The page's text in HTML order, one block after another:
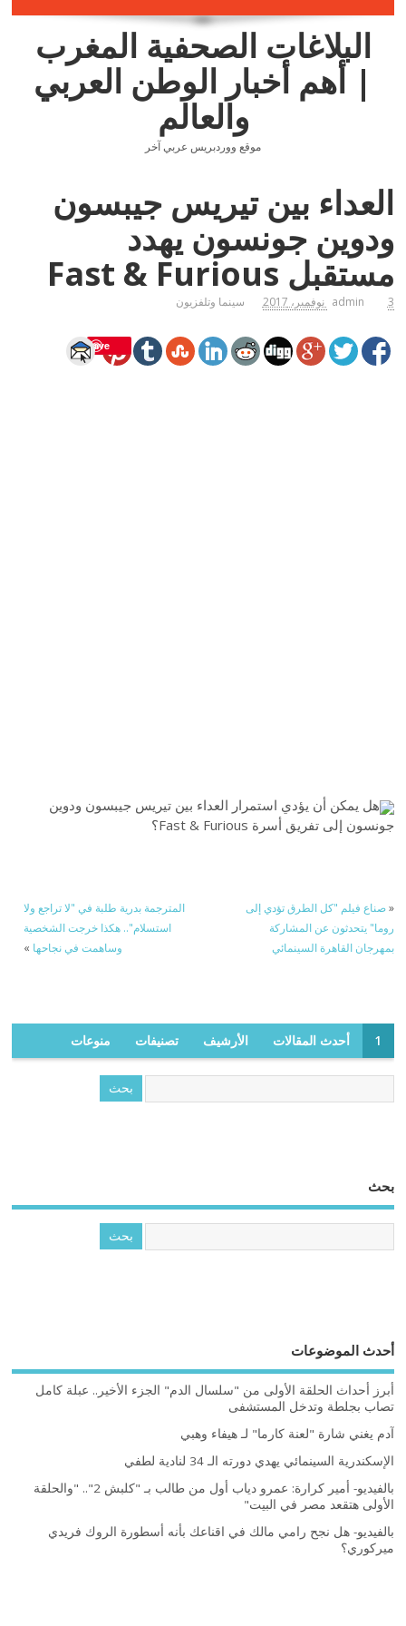
البلاغات الصحفية المغرب
| أهم أخبار الوطن العربي
والعالم
موقع ووردبريس عربي آخر
العداء بين تيريس جيبسون
ودوين جونسون يهدد
مستقبل Fast & Furious
admin 3 نوفمبر، 2017 سينما وتلفزيون
Save
هل يمكن أن يؤدي استمرار العداء بين تيريس جيبسون ودوين
جونسون إلى تفريق أسرة Fast & Furious؟
«صناع فيلم "كل الطرق تؤدي إلى
روما" يتحدثون عن المشاركة
بمهرجان القاهرة السينمائي
المترجمة بدرية طلبة في "لا تراجع ولا
استسلام".. هكذا خرجت الشخصية
وساهمت في نجاحها »
1 أحدث المقالات الأرشيف تصنيفات منوعات
بحث
أحدث الموضوعات
أبرز أحداث الحلقة الأولى من "سلسال الدم" الجزء الأخير.. عبلة كامل
تصاب بجلطة وتدخل المستشفى
آدم يغني شارة "لعنة كارما" لـ هيفاء وهبي
الإسكندرية السينمائي يهدي دورته الـ 34 لنادية لطفي
بالفيديو- أمير كرارة: عمرو دياب أول من طالب بـ "كلبش 2".. "والحلقة
الأولى هتقعد مصر في البيت"
بالفيديو- هل نجح رامي مالك في اقناعك بأنه أسطورة الروك فريدي
ميركوري؟